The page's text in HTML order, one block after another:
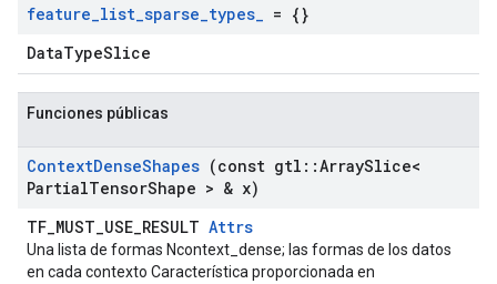
feature_list_sparse_types_ = {}
DataTypeSlice
Funciones públicas
ContextDenseShapes (const gtl ::ArraySlice<
PartialTensorShape > & x)
TF_MUST_USE_RESULT Attrs
Una lista de formas Ncontext_dense; las formas de los datos
en cada contexto Característica proporcionada en